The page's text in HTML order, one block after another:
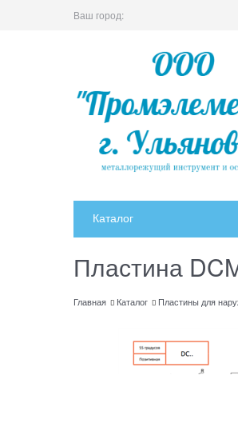
Ваш город:
Каталог
Пластина
Главная Каталог Пластины для